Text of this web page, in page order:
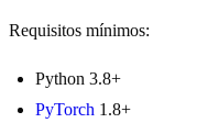
Requisitos mínimos:
Python 3.8+
PyTorch 1.8+